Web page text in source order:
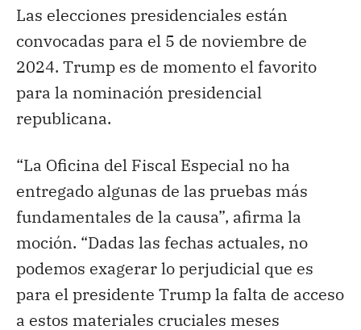
Las elecciones presidenciales están
convocadas para el 5 de noviembre de
2024. Trump es de momento el favorito
para la nominación presidencial
republicana.
“La Oficina del Fiscal Especial no ha
entregado algunas de las pruebas más
fundamentales de la causa”, afirma la
moción. “Dadas las fechas actuales, no
podemos exagerar lo perjudicial que es
para el presidente Trump la falta de acceso
a estos materiales cruciales meses